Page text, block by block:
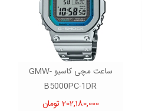
ساعت مچی کاسیو GMW-
B5000PC-1DR
202,180,000 تومان